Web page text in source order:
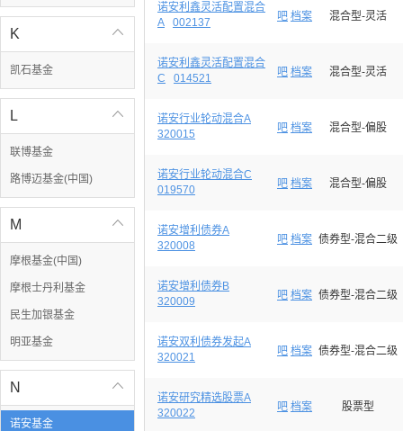

K
凯石基金

L
联博基金
路博迈基金(中国)

M
摩根基金(中国)
摩根士丹利基金
民生加银基金
明亚基金

N
诺安基金
诺安利鑫灵活配置混合
A
002137 吧 档案 混合型-灵活
诺安利鑫灵活配置混合
C
014521 吧 档案 混合型-灵活
诺安行业轮动混合A
320015
吧 档案 混合型-偏股
诺安行业轮动混合C
019570
吧 档案 混合型-偏股
诺安增利债券A
320008
吧 档案 债券型-混合二级
诺安增利债券B
320009
吧 档案 债券型-混合二级
诺安双利债券发起A
320021
吧 档案 债券型-混合二级
诺安研究精选股票A
320022
吧 档案 股票型